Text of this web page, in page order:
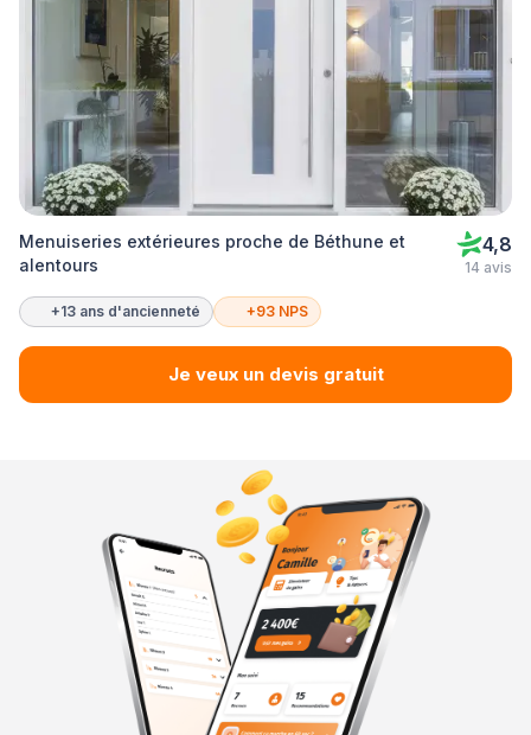
Menuiseries extérieures proche de Béthune et
alentours
4,8
14 avis
+13 ans d'ancienneté +93 NPS
Je veux un devis gratuit